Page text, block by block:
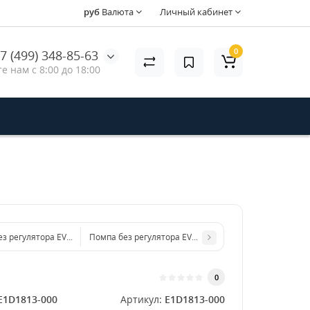
Личный кабинет
руб Валюта
(499) 348-85-63
нам с 8:00 до 18:00
0
регулятора EVOLUTION E2D2013Помпа без регулятора EVOLUTION E1B1614
0
000 Артикул: E1D1813-000